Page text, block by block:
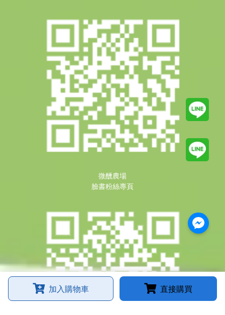
加入購物車 直接購買
微醺農場
臉書粉絲專頁